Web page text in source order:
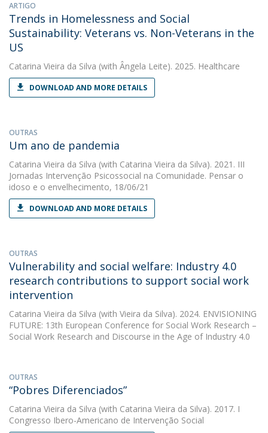
ARTIGO
Trends in Homelessness and Social
Sustainability: Veterans vs. Non-Veterans in the
US
Catarina Vieira da Silva (with Ângela Leite). 2025. Healthcare
DOWNLOAD AND MORE DETAILS
OUTRAS
Um ano de pandemia
Catarina Vieira da Silva (with Catarina Vieira da Silva). 2021. III
Jornadas Intervenção Psicossocial na Comunidade. Pensar o
idoso e o envelhecimento, 18/06/21
DOWNLOAD AND MORE DETAILS
OUTRAS
Vulnerability and social welfare: Industry 4.0
research contributions to support social work
intervention
Catarina Vieira da Silva (with Vieira da Silva). 2024. ENVISIONING
FUTURE: 13th European Conference for Social Work Research –
Social Work Research and Discourse in the Age of Industry 4.0
OUTRAS
“Pobres Diferenciados”
Catarina Vieira da Silva (with Catarina Vieira da Silva). 2017. I
Congresso Ibero-Americano de Intervenção Social